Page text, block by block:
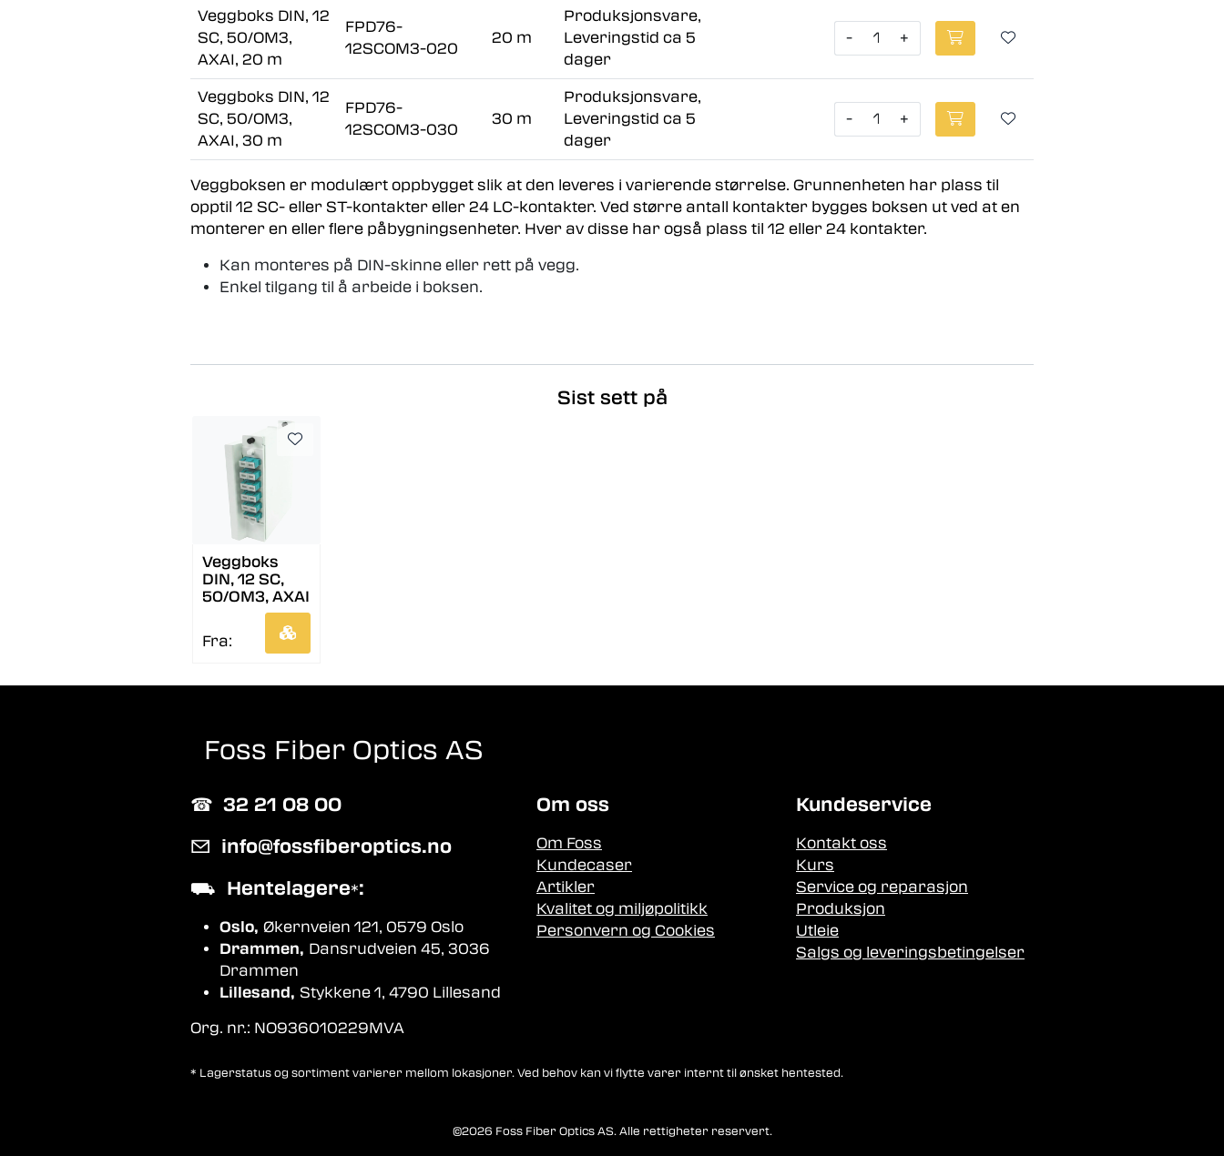
Veggboks DIN, 12
SC, 50/OM3,
AXAI, 20 m
FPD76-
12SCOM3-020
20 m
Produksjonsvare,
Leveringstid ca 5
dager
- +
Veggboks DIN, 12
SC, 50/OM3,
AXAI, 30 m
FPD76-
12SCOM3-030
30 m
Produksjonsvare,
Leveringstid ca 5
dager
- +
Veggboksen er modulært oppbygget slik at den leveres i varierende størrelse. Grunnenheten har plass til
opptil 12 SC- eller ST-kontakter eller 24 LC-kontakter. Ved større antall kontakter bygges boksen ut ved at en
monterer en eller flere påbygningsenheter. Hver av disse har også plass til 12 eller 24 kontakter.
Kan monteres på DIN-skinne eller rett på vegg.
Enkel tilgang til å arbeide i boksen.
Sist sett på
Veggboks
DIN, 12 SC,
50/OM3, AXAI
Fra:
Foss Fiber Optics AS
☎︎ 32 21 08 00
✉ info@fossfiberoptics.no
⛟ Hentelagere*:
Oslo, Økernveien 121, 0579 Oslo
Drammen, Dansrudveien 45, 3036
Drammen
Lillesand, Stykkene 1, 4790 Lillesand
Org. nr.: NO936010229MVA
Om oss
Om Foss
Kundecaser
Artikler
Kvalitet og miljøpolitikk
Personvern og Cookies
Kundeservice
Kontakt oss
Kurs
Service og reparasjon
Produksjon
Utleie
Salgs og leveringsbetingelser
* Lagerstatus og sortiment varierer mellom lokasjoner. Ved behov kan vi flytte varer internt til ønsket hentested.
©2026 Foss Fiber Optics AS. Alle rettigheter reservert.